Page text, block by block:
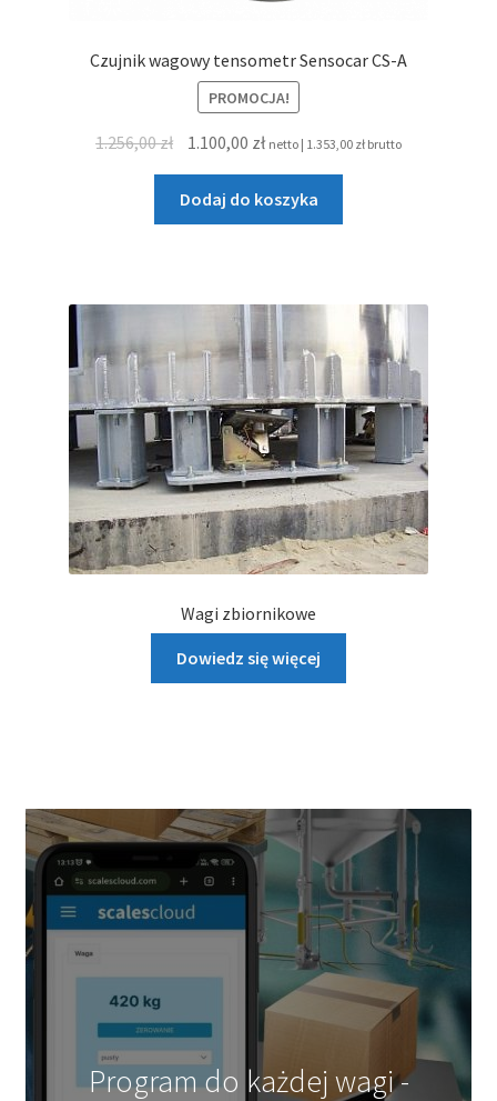
Czujnik wagowy tensometr Sensocar CS-A
PROMOCJA!
1.256,00zł
Pierwotna
cena
wynosiła:
1.256,00 zł.
1.100,00 złAktualna
cena
wynosi:
1.100,00 zł.
netto | 1.353,00 złbrutto
Dodaj do koszyka
Wagi zbiornikowe
Dowiedz się więcej
Program do każdej wagi -